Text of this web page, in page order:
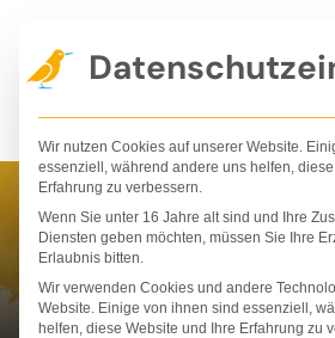
Inhalt
springen
Lilja
Wir nutzen Cookies auf unserer Website.
essenziell, während andere uns helfen,
Erfahrung zu verbessern.
Wenn Sie unter 16 Jahre alt sind und Ihre
Diensten geben möchten, müssen Sie Ihre
Erlaubnis bitten.
Wir verwenden Cookies und andere
Website. Einige von ihnen sind essenziell,
helfen, diese Website und Ihre Erfahrung zu